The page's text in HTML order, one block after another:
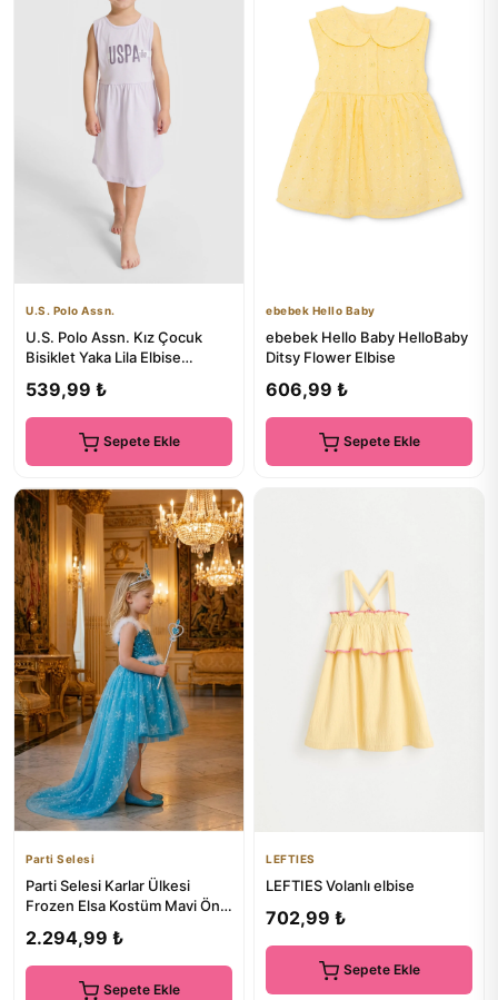
U.S. Polo Assn.
U.S. Polo Assn. Kız Çocuk
Bisiklet Yaka Lila Elbise
539,99 ₺
Sepete Ekle
ebebek Hello Baby
ebebek Hello Baby HelloBaby
Ditsy Flower Elbise
606,99 ₺
Sepete Ekle
Parti Selesi
Parti Selesi Karlar Ülkesi
Frozen Elsa Kostüm Mavi Ön
2.294,99 ₺
Sepete Ekle
LEFTIES
LEFTIES Volanlı elbise
702,99 ₺
Sepete Ekle